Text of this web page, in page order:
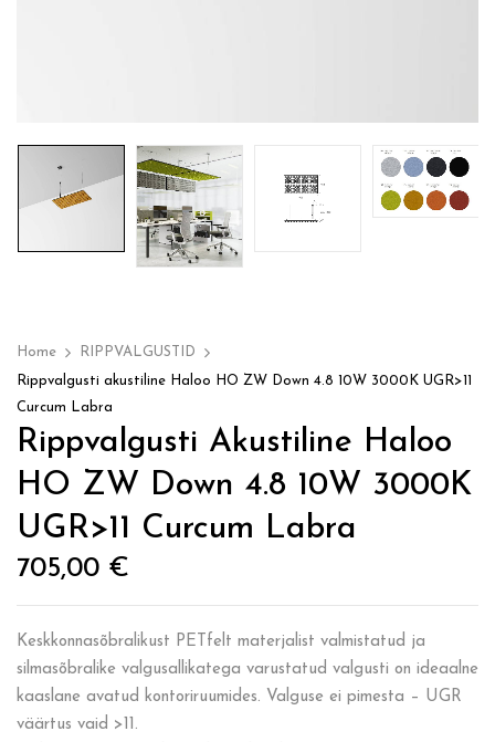
Home
RIPPVALGUSTID
Rippvalgusti akustiline Haloo HO ZW Down 4.8 10W 3000K UGR>11
Curcum Labra
Rippvalgusti Akustiline Haloo
HO ZW Down 4.8 10W 3000K
UGR>11 Curcum Labra
705,00 €
Keskkonnasõbralikust PETfelt materjalist valmistatud ja
silmasõbralike valgusallikatega varustatud valgusti on ideaalne
kaaslane avatud kontoriruumides. Valguse ei pimesta – UGR
väärtus vaid >11.